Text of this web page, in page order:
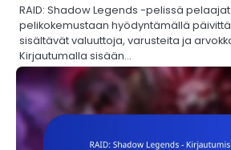
RAID: Shadow Legends -pelissä
pelikokemustaan hyödyntämällä
sisältävät valuuttoja, varusteita ja
Kirjautumalla sisään…